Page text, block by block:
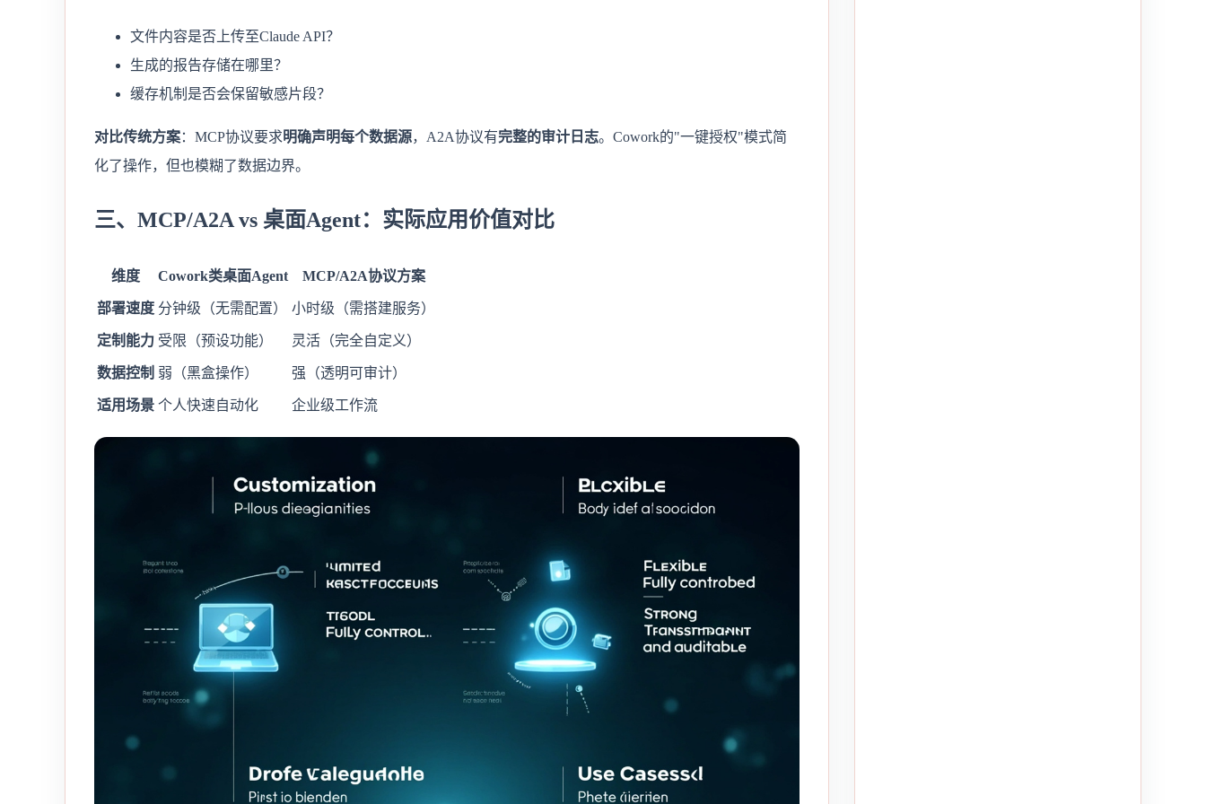
文件内容是否上传至Claude API？
生成的报告存储在哪里？
缓存机制是否会保留敏感片段？
对比传统方案：MCP协议要求明确声明每个数据源，A2A协议有完整的审计日志。Cowork的"一键授权"模式简
化了操作，但也模糊了数据边界。
三、MCP/A2A vs 桌面Agent：实际应用价值对比
维度 Cowork类桌面Agent MCP/A2A协议方案
部署速度 分钟级（无需配置） 小时级（需搭建服务）
定制能力 受限（预设功能） 灵活（完全自定义）
数据控制 弱（黑盒操作） 强（透明可审计）
适用场景 个人快速自动化 企业级工作流